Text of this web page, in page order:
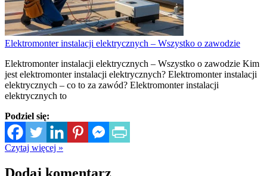
Elektromonter instalacji elektrycznych – Wszystko o zawodzie
Elektromonter instalacji elektrycznych – Wszystko o zawodzie Kim
jest elektromonter instalacji elektrycznych? Elektromonter instalacji
elektrycznych – co to za zawód? Elektromonter instalacji
elektrycznych to
Podziel się:
Czytaj więcej »